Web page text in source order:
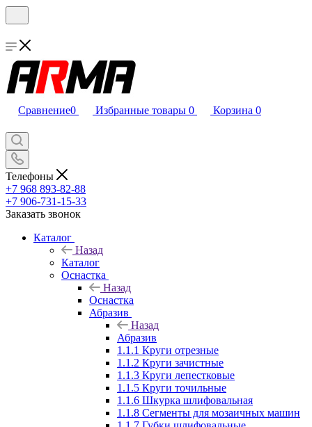
Сравнение0 Избранные товары 0 Корзина 0
Телефоны
+7 968 893-82-88
+7 906-731-15-33
Заказать звонок
Каталог
Назад
Каталог
Оснастка
Назад
Оснастка
Абразив
Назад
Абразив
1.1.1 Круги отрезные
1.1.2 Круги зачистные
1.1.3 Круги лепестковые
1.1.5 Круги точильные
1.1.6 Шкурка шлифовальная
1.1.8 Сегменты для мозаичных машин